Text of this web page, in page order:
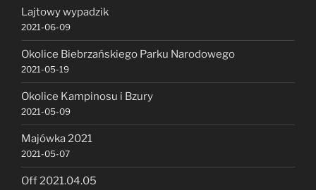
Lajtowy wypadzik
2021-06-09
Okolice Biebrzańskiego Parku Narodowego
2021-05-19
Okolice Kampinosu i Bzury
2021-05-09
Majówka 2021
2021-05-07
Off 2021.04.05